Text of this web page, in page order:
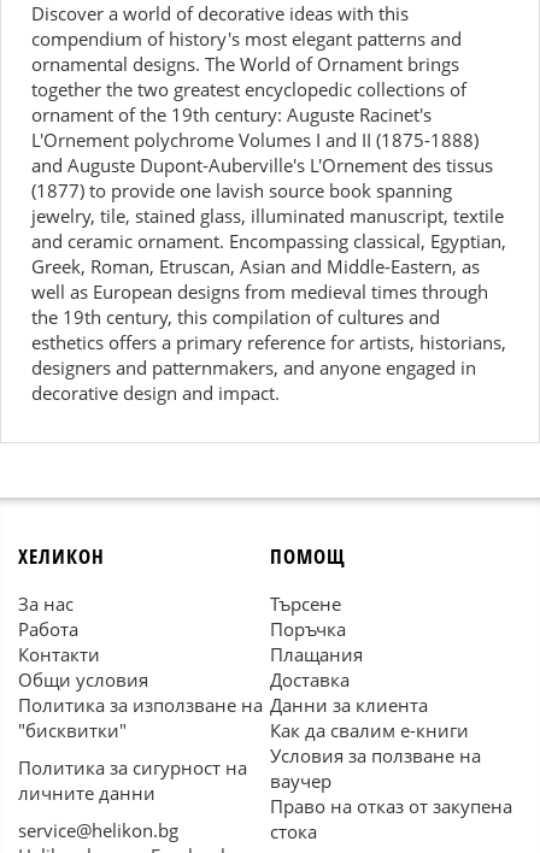
Discover a world of decorative ideas with this
compendium of history's most elegant patterns and
ornamental designs. The World of Ornament brings
together the two greatest encyclopedic collections of
ornament of the 19th century: Auguste Racinet's
L'Ornement polychrome Volumes I and II (1875-1888)
and Auguste Dupont-Auberville's L'Ornement des tissus
(1877) to provide one lavish source book spanning
jewelry, tile, stained glass, illuminated manuscript, textile
and ceramic ornament. Encompassing classical, Egyptian,
Greek, Roman, Etruscan, Asian and Middle-Eastern, as
well as European designs from medieval times through
the 19th century, this compilation of cultures and
esthetics offers a primary reference for artists, historians,
designers and patternmakers, and anyone engaged in
decorative design and impact.
ХЕЛИКОН
За нас
Работа
Контакти
Общи условия
Политика за използване на
"бисквитки"
Политика за сигурност на
личните данни
service@helikon.bg
ПОМОЩ
Търсене
Поръчка
Плащания
Доставка
Данни за клиента
Как да свалим е-книги
Условия за ползване на
ваучер
Право на отказ от закупена
стока